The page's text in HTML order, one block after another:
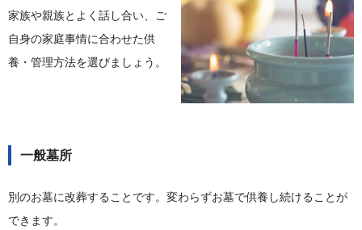
家族や親族とよく話し合い、ご
自身の家庭事情に合わせた供
養・管理方法を選びましょう。
一般墓所
別のお墓に改葬することです。変わらずお墓で供養し続けることが
できます。